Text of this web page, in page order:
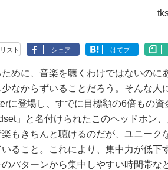
リスト シェア はてブ
めに、音楽を聴くわけではないのに
なからずいることだろう。そんな人
に登場し、すでに目標額の6倍もの
」と名付けられたこのヘッドホン
もきちんと聴けるのだが、ユニーク
ること。これにより、集中力が低下
パターンから集中しやすい時間帯な